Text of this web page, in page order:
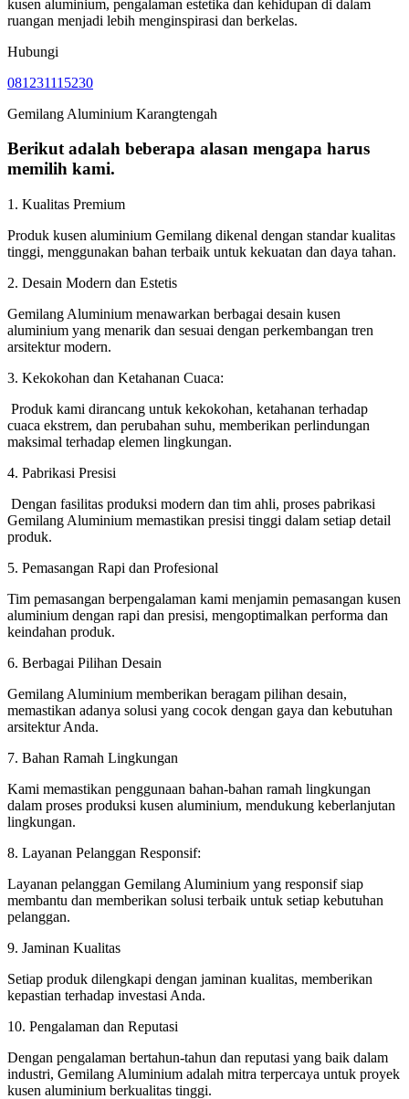
kusen aluminium, pengalaman estetika dan kehidupan di dalam
ruangan menjadi lebih menginspirasi dan berkelas.
Hubungi
081231115230
Gemilang Aluminium Karangtengah
Berikut adalah beberapa alasan mengapa harus
memilih kami.
1. Kualitas Premium
Produk kusen aluminium Gemilang dikenal dengan standar kualitas
tinggi, menggunakan bahan terbaik untuk kekuatan dan daya tahan.
2. Desain Modern dan Estetis
Gemilang Aluminium menawarkan berbagai desain kusen
aluminium yang menarik dan sesuai dengan perkembangan tren
arsitektur modern.
3. Kekokohan dan Ketahanan Cuaca:
Produk kami dirancang untuk kekokohan, ketahanan terhadap
cuaca ekstrem, dan perubahan suhu, memberikan perlindungan
maksimal terhadap elemen lingkungan.
4. Pabrikasi Presisi
Dengan fasilitas produksi modern dan tim ahli, proses pabrikasi
Gemilang Aluminium memastikan presisi tinggi dalam setiap detail
produk.
5. Pemasangan Rapi dan Profesional
Tim pemasangan berpengalaman kami menjamin pemasangan kusen
aluminium dengan rapi dan presisi, mengoptimalkan performa dan
keindahan produk.
6. Berbagai Pilihan Desain
Gemilang Aluminium memberikan beragam pilihan desain,
memastikan adanya solusi yang cocok dengan gaya dan kebutuhan
arsitektur Anda.
7. Bahan Ramah Lingkungan
Kami memastikan penggunaan bahan-bahan ramah lingkungan
dalam proses produksi kusen aluminium, mendukung keberlanjutan
lingkungan.
8. Layanan Pelanggan Responsif:
Layanan pelanggan Gemilang Aluminium yang responsif siap
membantu dan memberikan solusi terbaik untuk setiap kebutuhan
pelanggan.
9. Jaminan Kualitas
Setiap produk dilengkapi dengan jaminan kualitas, memberikan
kepastian terhadap investasi Anda.
10. Pengalaman dan Reputasi
Dengan pengalaman bertahun-tahun dan reputasi yang baik dalam
industri, Gemilang Aluminium adalah mitra terpercaya untuk proyek
kusen aluminium berkualitas tinggi.